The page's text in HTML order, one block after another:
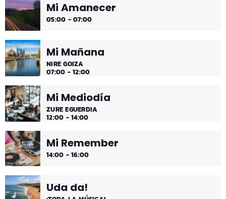
Desconecta y disfruta cada madrugada de la música
más tranquila.
Mi Amanecer
05:00 - 07:00
Mi Mañana
NIRE GOIZA
07:00 - 12:00
Mi Mediodía
ZURE EGUERDIA
12:00 - 14:00
Mi Remember
14:00 - 16:00
Uda da!